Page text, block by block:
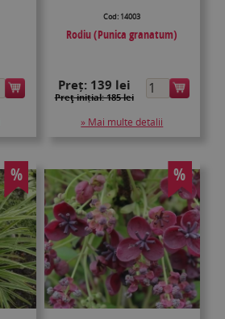
Cod: 14003
Rodiu (Punica granatum)
Preț: 139 lei
Preţ inițial: 185 lei
» Mai multe detalii
% %